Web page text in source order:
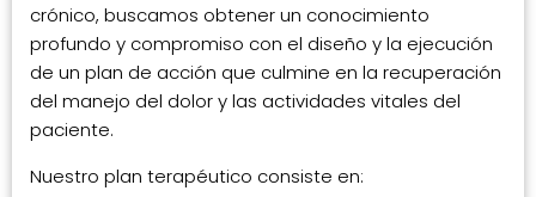
crónico, buscamos obtener un conocimiento
profundo y compromiso con el diseño y la ejecución
de un plan de acción que culmine en la recuperación
del manejo del dolor y las actividades vitales del
paciente.
Nuestro plan terapéutico consiste en: